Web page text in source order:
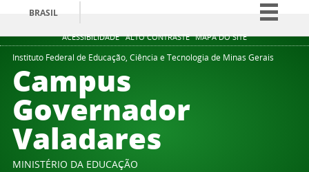
ACESSIBILIDADE ALTO CONTRASTE MAPA DO SITE
BRASIL
Simplifique!
Comunica BR
Instituto Federal de Educação, Ciência e Tecnologia de Minas Gerais
Campus
Governador
Valadares
MINISTÉRIO DA EDUCAÇÃO